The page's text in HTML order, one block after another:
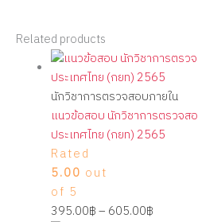
Related products
นักวิชาการตรวจสอบภายใน
แนวข้อสอบ นักวิชาการตรวจส
ประเทศไทย (กยท) 2565
Rated
5.00 out
of 5
395.00฿– 605.00฿